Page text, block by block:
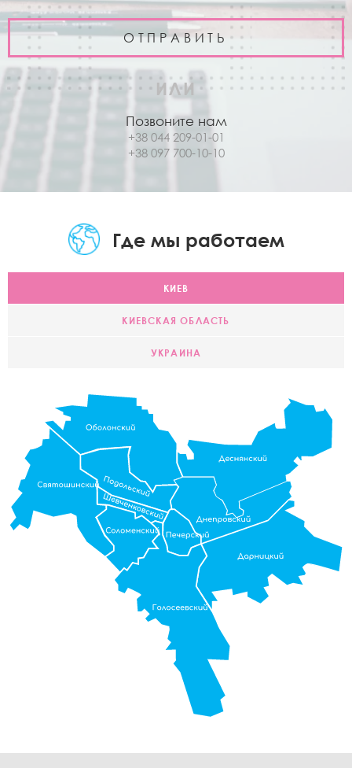
ИЛИ
Позвоните нам
+38 044 209-01-01
+38 097 700-10-10
Где мы работаем
КИЕВ
КИЕВСКАЯ ОБЛАСТЬ
УКРАИНА